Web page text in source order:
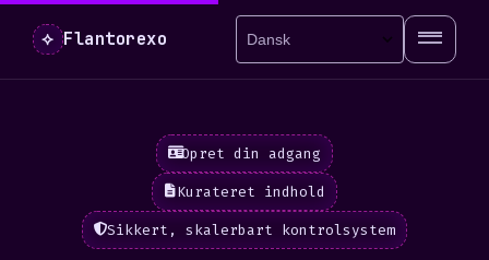
⟡ Flantorexo
Opret din adgang
Kurateret indhold
Sikkert, skalerbart kontrolsystem